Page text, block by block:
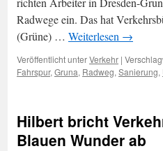
Radwege ein. Das hat
(Grüne) … Weiterlesen →
Veröffentlicht unterVerkehr |
Fahrspur, Gruna, Radweg, Sanierung,
Hilbert bricht
Blauen Wunder ab